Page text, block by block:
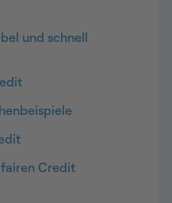
und schnell
Credit